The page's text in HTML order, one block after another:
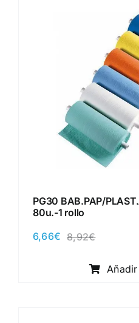
PG30 BAB.PAP/
80u.-1 rollo
8,92€El
original
era:
6,66€
El
actual
es: